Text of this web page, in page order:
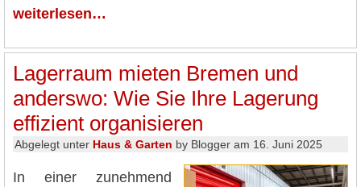
weiterlesen…
Lagerraum mieten Bremen und
anderswo: Wie Sie Ihre Lagerung
effizient organisieren
Abgelegt unter Haus & Garten by Blogger am 16. Juni 2025
In einer zunehmend